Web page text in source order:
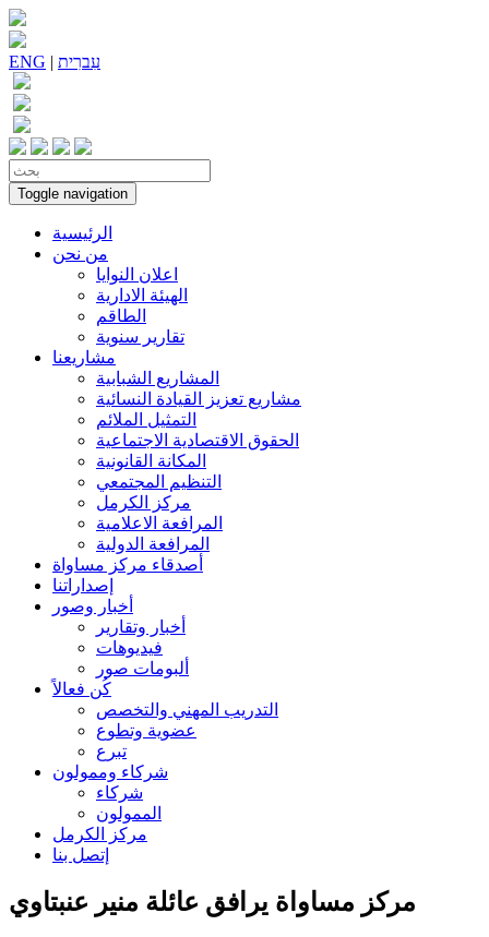
ENG | עִברִית
Toggle navigation
الرئيسية
من نحن
اعلان النوايا
الهيئة الادارية
الطاقم
تقارير سنوية
مشاريعنا
المشاريع الشبابية
مشاريع تعزيز القيادة النسائية
التمثيل الملائم
الحقوق الاقتصادية الاجتماعية
المكانة القانونية
التنظيم المجتمعي
مركز الكرمل
المرافعة الاعلامية
المرافعة الدولية
أصدقاء مركز مساواة
إصداراتنا
أخبار وصور
أخبار وتقارير
فيديوهات
ألبومات صور
كُن فعالاً
التدريب المهني والتخصص
عضوية وتطوع
تبرع
شركاء وممولون
شركاء
الممولون
مركز الكرمل
إتصل بنا
مركز مساواة يرافق عائلة منير عنبتاوي